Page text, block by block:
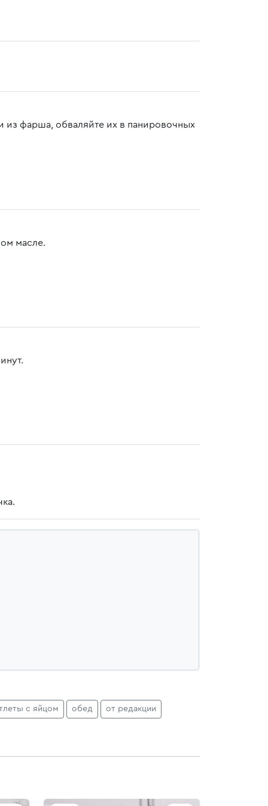
фарша, обваляйте их в панировочных
масле.
с яйцом обед от редакции